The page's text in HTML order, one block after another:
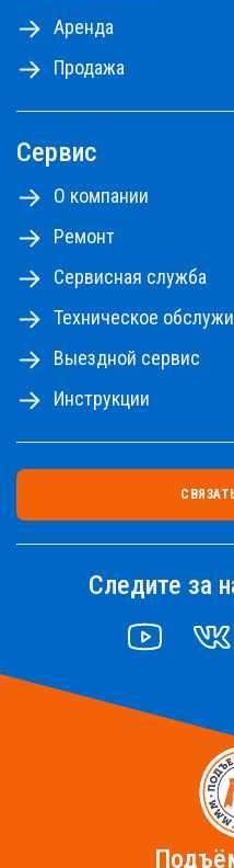
Аренда
Продажа
Сервис
О компании
Ремонт
Сервисная служба
Техническое
Выездной сервис
Инструкции
Следите за
YOUTUBE VK